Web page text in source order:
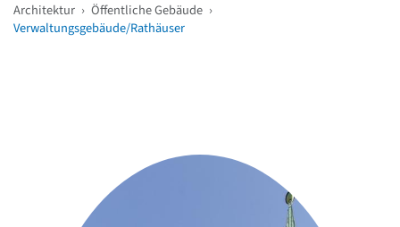
Architektur › Öffentliche Gebäude ›
Verwaltungsgebäude/Rathäuser